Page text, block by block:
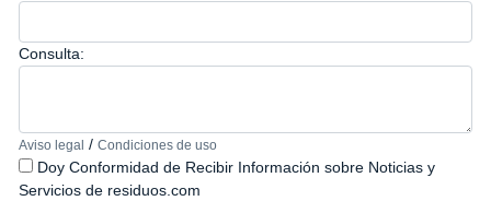
Consulta:
Aviso legal / Condiciones de uso
Doy Conformidad de Recibir Información sobre Noticias y
Servicios de residuos.com